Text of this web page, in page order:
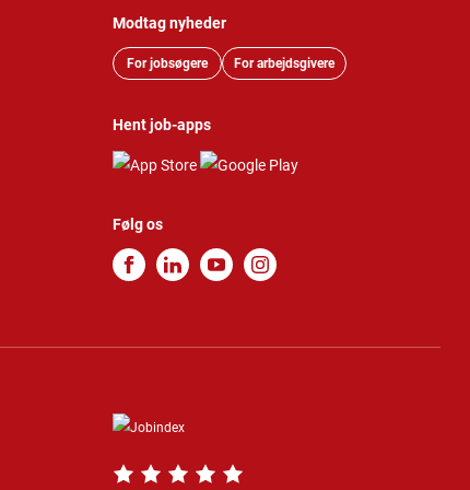
Modtag nyheder
For jobsøgere For arbejdsgivere
Hent job-apps
Følg os